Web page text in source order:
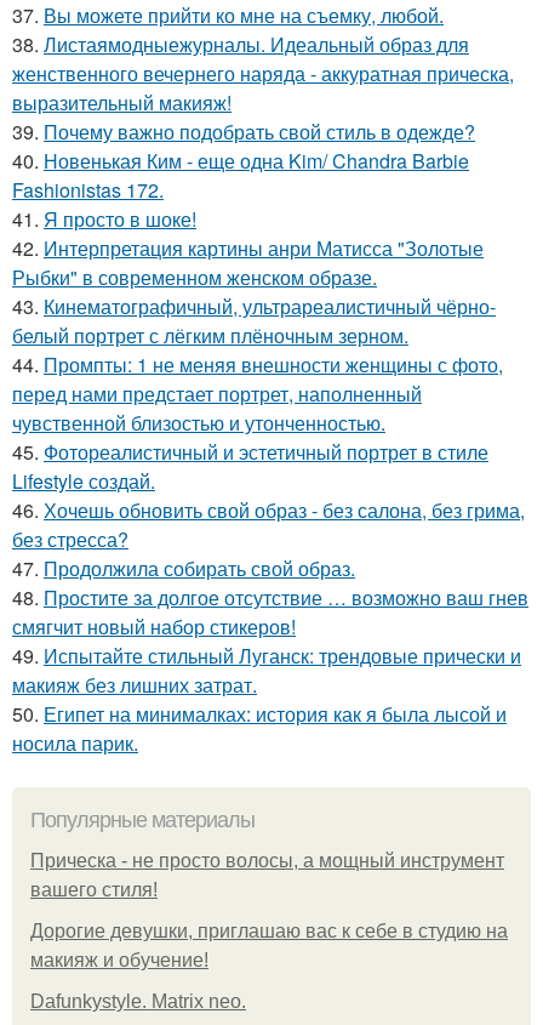
37. Вы можете прийти ко мне на съемку, любой.
38. Листаямодныежурналы. Идеальный образ для
женственного вечернего наряда - аккуратная прическа,
выразительный макияж!
39. Почему важно подобрать свой стиль в одежде?
40. Новенькая Ким - еще одна Kim/ Chandra Barbie
Fashionistas 172.
41. Я просто в шоке!
42. Интерпретация картины анри Матисса "Золотые
Рыбки" в современном женском образе.
43. Кинематографичный, ультрареалистичный чёрно-
белый портрет с лёгким плёночным зерном.
44. Промпты: 1 не меняя внешности женщины с фото,
перед нами предстает портрет, наполненный
чувственной близостью и утонченностью.
45. Фотореалистичный и эстетичный портрет в стиле
Lifestyle создай.
46. Хочешь обновить свой образ - без салона, без грима,
без стресса?
47. Продолжила собирать свой образ.
48. Простите за долгое отсутствие … возможно ваш гнев
смягчит новый набор стикеров!
49. Испытайте стильный Луганск: трендовые прически и
макияж без лишних затрат.
50. Египет на минималках: история как я была лысой и
носила парик.
Популярные материалы
Прическа - не просто волосы, а мощный инструмент
вашего стиля!
Дорогие девушки, приглашаю вас к себе в студию на
макияж и обучение!
Dafunkystyle. Matrix neo.